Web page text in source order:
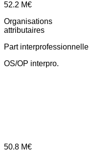
52.2 M€
Organisations
attributaires
Part interprofessionnelle
OS/OP interpro.
50.8 M€